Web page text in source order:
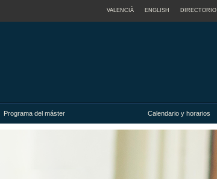
VALENCIÀ ENGLISH DIRECTORIO
Programa del máster Calendario y horarios